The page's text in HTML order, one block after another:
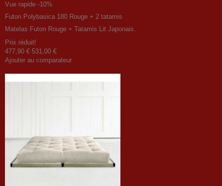
Vue rapide -10%
Futon Polybasica 180 Rouge + 2 tatamis
Matelas Futon Rouge + Tatamis Lit Japonais.
Prix ​​réduit!
477,90 € 531,00 €
Ajouter au comparateur